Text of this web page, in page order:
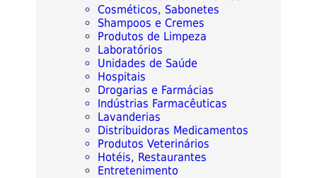
Cosméticos, Sabonetes
Shampoos e Cremes
Produtos de Limpeza
Laboratórios
Unidades de Saúde
Hospitais
Drogarias e Farmácias
Indústrias Farmacêuticas
Lavanderias
Distribuidoras Medicamentos
Produtos Veterinários
Hotéis, Restaurantes
Entretenimento